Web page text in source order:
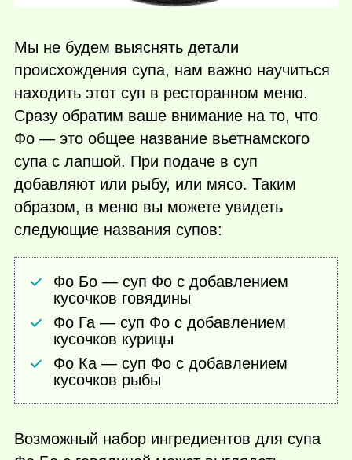
Мы не будем выяснять детали
происхождения супа, нам важно научиться
находить этот суп в ресторанном меню.
Сразу обратим ваше внимание на то, что
Фо — это общее название вьетнамского
супа с лапшой. При подаче в суп
добавляют или рыбу, или мясо. Таким
образом, в меню вы можете увидеть
следующие названия супов:
Фо Бо — суп Фо с добавлением
кусочков говядины
Фо Га — суп Фо с добавлением
кусочков курицы
Фо Ка — суп Фо с добавлением
кусочков рыбы
Возможный набор ингредиентов для супа